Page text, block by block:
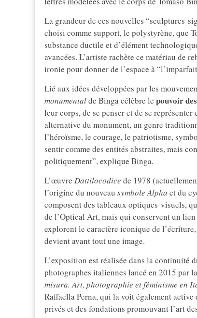
La grandeur de ces nouvelles “sculptures-
choisi comme support, le polystyrène, que
substance ductile et d’élément
avancées. L’artiste rachète ce matériau de
ironie pour donner de l’espace à
Lié aux idées développées par les
monumentalde Binga célèbre le pouvoir
leur corps, de se penser et de se
alternative du monument, un genre
l’héroïsme, le courage, le patriotisme,
sentir comme des entités abstraites, mais
politiquement”, explique Binga.
L’œuvre Dattilocodice de 1978
l’origine du nouveau symbole Alpha et du
composent des tableaux optiques-visuels,
de l’Optical Art, mais qui conservent un
explorent le caractère iconique de
devient avant tout une image.
L’exposition est réalisée dans la continuité
photographes italiennes lancé en 2015 par
misura. Art, photographie et féminisme en
Raffaella Perna, qui la voit également
privés et des fondations promouvant l’art